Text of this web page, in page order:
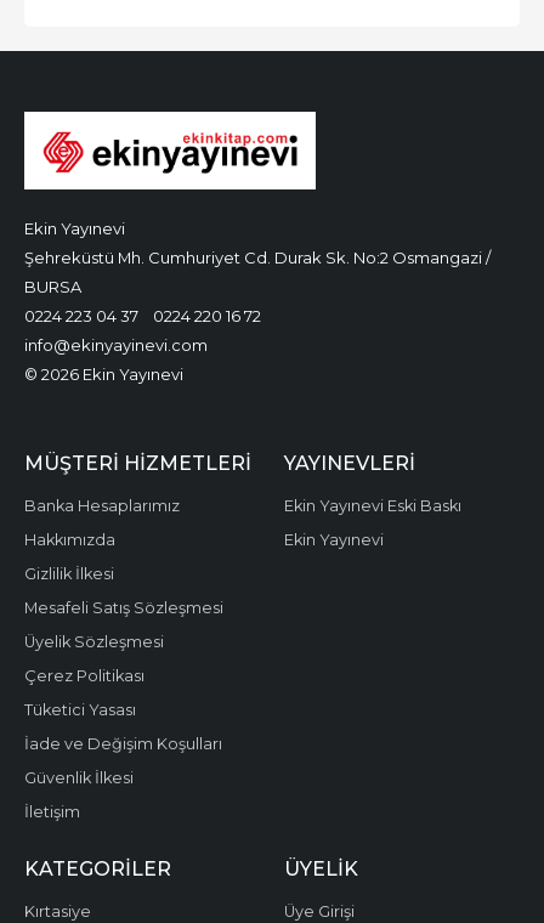
Ekin Yayınevi
Şehreküstü Mh. Cumhuriyet Cd. Durak Sk. No:2 Osmangazi /
BURSA
0224 223 04 37
0224 220 16 72
info@ekinyayinevi.com
© 2026 Ekin Yayınevi
MÜŞTERI HIZMETLERI
Banka Hesaplarımız
Hakkımızda
Gizlilik İlkesi
Mesafeli Satış Sözleşmesi
Üyelik Sözleşmesi
Çerez Politikası
Tüketici Yasası
İade ve Değişim Koşulları
Güvenlik İlkesi
İletişim
YAYINEVLERI
Ekin Yayınevi Eski Baskı
Ekin Yayınevi
KATEGORILER
Kırtasiye
ÜYELIK
Üye Girişi